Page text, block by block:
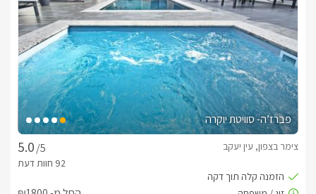
פברז’ה- סוויטת יוקרה
/5
צימר בצפון, עין יעקב